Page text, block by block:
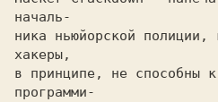
началь-
ника ньюйорской полиции,
хакеры,
в принципе, не способны к
программи-